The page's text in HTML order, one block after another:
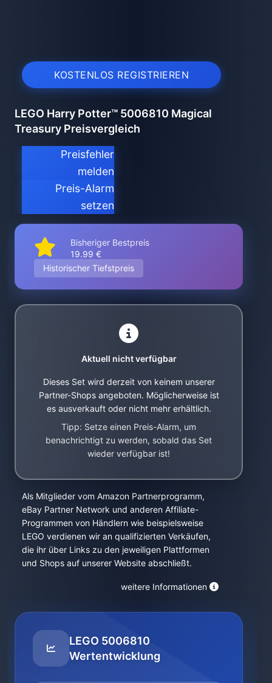
KOSTENLOS REGISTRIEREN
LEGO Harry Potter™ 5006810 Magical
Treasury Preisvergleich
Preisfehler
melden
Preis-Alarm
setzen
Bisheriger Bestpreis
19.99 €
Historischer Tiefstpreis
Aktuell nicht verfügbar
Dieses Set wird derzeit von keinem unserer
Partner-Shops angeboten. Möglicherweise ist
es ausverkauft oder nicht mehr erhältlich.
Tipp: Setze einen Preis-Alarm, um
benachrichtigt zu werden, sobald das Set
wieder verfügbar ist!
Als Mitglieder vom Amazon Partnerprogramm,
eBay Partner Network und anderen Affiliate-
Programmen von Händlern wie beispielsweise
LEGO verdienen wir an qualifizierten Verkäufen,
die ihr über Links zu den jeweiligen Plattformen
und Shops auf unserer Website abschließt.
weitere Informationen
LEGO 5006810
Wertentwicklung